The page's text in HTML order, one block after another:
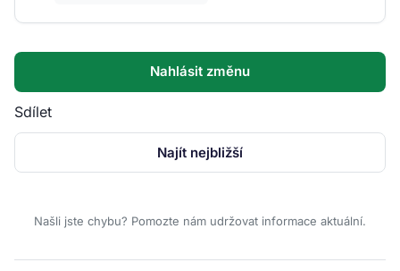
Nahlásit změnu
Sdílet
Najít nejbližší
Našli jste chybu? Pomozte nám udržovat informace aktuální.